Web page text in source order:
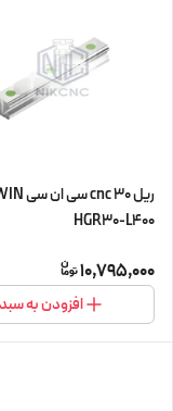
HGR30-L400
10,795,000
افزودن به سبد